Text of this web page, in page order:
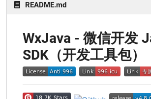
README.md
WxJava - 微信开发
SDK（开发工具包）